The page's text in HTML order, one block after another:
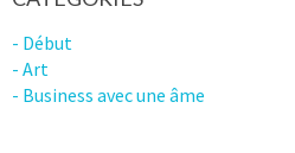
- Début
- Art
- Business avec une âme